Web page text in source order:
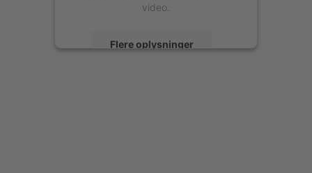
video.
Flere oplysninger